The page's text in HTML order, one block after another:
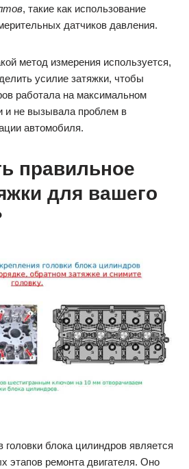
, такие как использование
датчиков давления.
метод измерения используется,
усилие затяжки, чтобы
работала на максимальном
и не вызывала проблем в
автомобиля.
правильное
для вашего
головки блока цилиндров является
этапов ремонта двигателя. Оно